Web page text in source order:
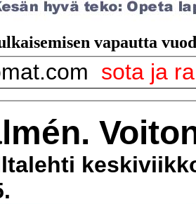
vapautta
sota ja